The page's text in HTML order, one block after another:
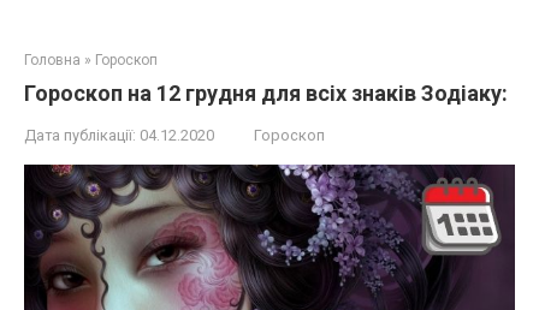
Головна » Гороскоп
Гороскоп на 12 грудня для всіх знаків Зодіаку:
Дата публікації: 04.12.2020 Гороскоп